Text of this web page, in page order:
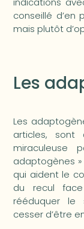
conseillé d’en
mais plutôt
Les
Les
articles, sont
miraculeuse
adaptogènes
qui aident le
du recul
rééduquer le
cesser d’être